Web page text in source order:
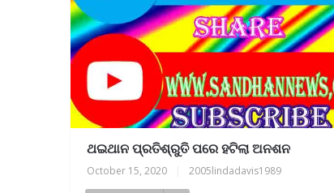
ଥଇଥାନ ପ୍ରତିଶ୍ରୁତି ପରେ ହଟିଲା ଅନଶନ
October 15, 2020 2005lindadavis1989